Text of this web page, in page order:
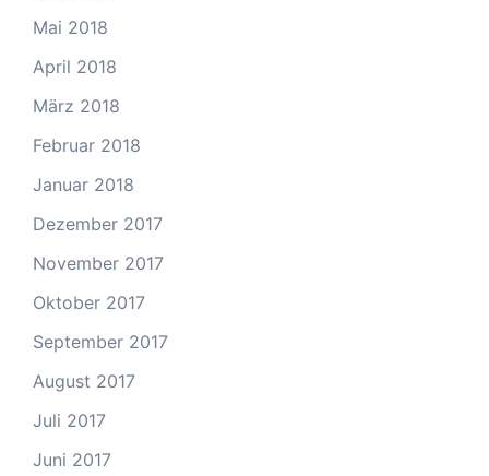
Mai 2018
April 2018
März 2018
Februar 2018
Januar 2018
Dezember 2017
November 2017
Oktober 2017
September 2017
August 2017
Juli 2017
Juni 2017